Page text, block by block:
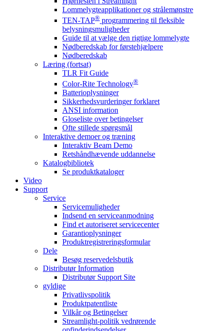
Lommelygteapplikationer og strålemønstre
TEN-TAP® programmering til fleksible
belysningsmuligheder
Guide til at vælge den rigtige lommelygte
Nødberedskab for førstehjælpere
Nødberedskab
Læring (fortsat)
TLR Fit Guide
Color-Rite Technology®
Batterioplysninger
Sikkerhedsvurderinger forklaret
ANSI information
Gloseliste over betingelser
Ofte stillede spørgsmål
Interaktive demoer og træning
Interaktiv Beam Demo
Retshåndhævende uddannelse
Katalogbibliotek
Se produktkataloger
Video
Support
Service
Servicemuligheder
Indsend en serviceanmodning
Find et autoriseret servicecenter
Garantioplysninger
Produktregistreringsformular
Dele
Besøg reservedelsbutik
Distributør Information
Distributør Support Site
gyldige
Privatlivspolitik
Produktpatentliste
Vilkår og Betingelser
Streamlight-politik vedrørende